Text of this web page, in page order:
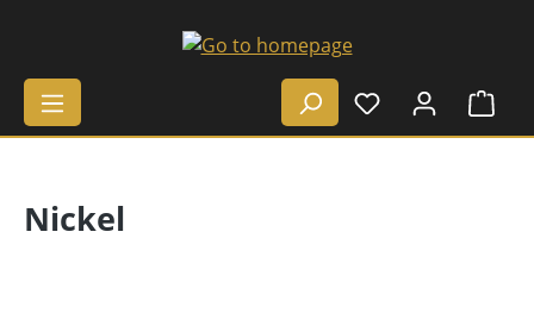
Skip to main content
Nickel